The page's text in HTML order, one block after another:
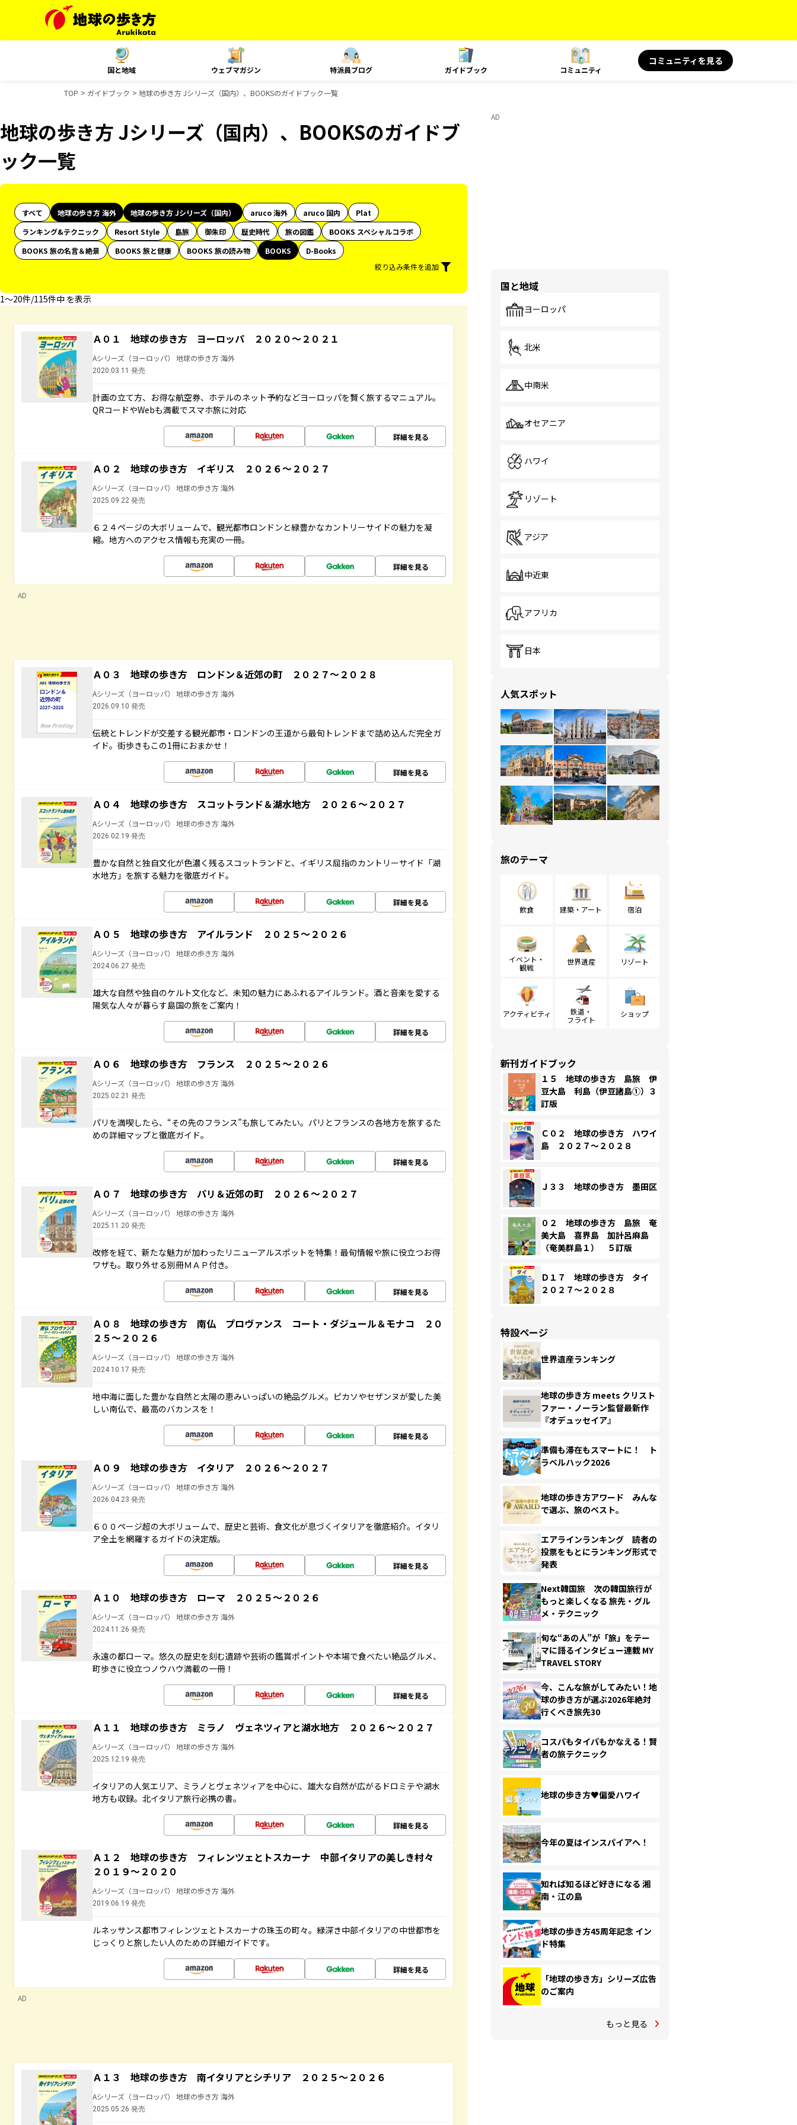
国と地域 ウェブマガジン 特派員ブログ ガイドブック コミュニティ
コミュニティを見る
TOP ガイドブック 地球の歩き方 Jシリーズ（国内）、BOOKSのガイドブック一覧
地球の歩き方 Jシリーズ（国内）、BOOKSのガイドブ
ック一覧
すべて 地球の歩き方 海外 地球の歩き方 Jシリーズ（国内） aruco 海外 aruco 国内
Plat
ランキング&テクニック
Resort Style 島旅 御朱印 歴史時代 旅の図鑑
BOOKS スペシャルコラボ
BOOKS 旅の名言＆絶景
BOOKS 旅と健康 BOOKS 旅の読み物 BOOKS
D-Books
絞り込み条件を追加
1〜20件/115件中 を表示
Ａ０１ 地球の歩き方 ヨーロッパ ２０２０～２０２１
Aシリーズ（ヨーロッパ） 地球の歩き方 海外
2020.03.11 発売
計画の立て方、お得な航空券、ホテルのネット予約などヨーロッパを賢く旅するマニュアル。
QRコードやWebも満載でスマホ旅に対応
詳細を見る
Ａ０２ 地球の歩き方 イギリス ２０２６～２０２７
Aシリーズ（ヨーロッパ） 地球の歩き方 海外
2025.09.22 発売
６２４ページの大ボリュームで、観光都市ロンドンと緑豊かなカントリーサイドの魅力を凝
縮。地方へのアクセス情報も充実の一冊。
詳細を見る
AD
Ａ０３ 地球の歩き方 ロンドン＆近郊の町 ２０２７～２０２８
Aシリーズ（ヨーロッパ） 地球の歩き方 海外
2026.09.10 発売
伝統とトレンドが交差する観光都市・ロンドンの王道から最旬トレンドまで詰め込んだ完全ガ
イド。街歩きもこの1冊におまかせ！
詳細を見る
Ａ０４ 地球の歩き方 スコットランド＆湖水地方 ２０２６～２０２７
Aシリーズ（ヨーロッパ） 地球の歩き方 海外
2026.02.19 発売
豊かな自然と独自文化が色濃く残るスコットランドと、イギリス屈指のカントリーサイド「湖
水地方」を旅する魅力を徹底ガイド。
詳細を見る
Ａ０５ 地球の歩き方 アイルランド ２０２５～２０２６
Aシリーズ（ヨーロッパ） 地球の歩き方 海外
2024.06.27 発売
雄大な自然や独自のケルト文化など、未知の魅力にあふれるアイルランド。酒と音楽を愛する
陽気な人々が暮らす島国の旅をご案内！
詳細を見る
Ａ０６ 地球の歩き方 フランス ２０２５～２０２６
Aシリーズ（ヨーロッパ） 地球の歩き方 海外
2025.02.21 発売
パリを満喫したら、“その先のフランス”も旅してみたい。パリとフランスの各地方を旅するた
めの詳細マップと徹底ガイド。
詳細を見る
Ａ０７ 地球の歩き方 パリ＆近郊の町 ２０２６～２０２７
Aシリーズ（ヨーロッパ） 地球の歩き方 海外
2025.11.20 発売
改修を経て、新たな魅力が加わったリニューアルスポットを特集！最旬情報や旅に役立つお得
ワザも。取り外せる別冊ＭＡＰ付き。
詳細を見る
Ａ０８ 地球の歩き方 南仏 プロヴァンス コート・ダジュール＆モナコ ２０
２５～２０２６
Aシリーズ（ヨーロッパ） 地球の歩き方 海外
2024.10.17 発売
地中海に面した豊かな自然と太陽の恵みいっぱいの絶品グルメ。ピカソやセザンヌが愛した美
しい南仏で、最高のバカンスを！
詳細を見る
Ａ０９ 地球の歩き方 イタリア ２０２６～２０２７
Aシリーズ（ヨーロッパ） 地球の歩き方 海外
2026.04.23 発売
６００ページ超の大ボリュームで、歴史と芸術、食文化が息づくイタリアを徹底紹介。イタリ
ア全土を網羅するガイドの決定版。
詳細を見る
Ａ１０ 地球の歩き方 ローマ ２０２５～２０２６
Aシリーズ（ヨーロッパ） 地球の歩き方 海外
2024.11.26 発売
永遠の都ローマ。悠久の歴史を刻む遺跡や芸術の鑑賞ポイントや本場で食べたい絶品グルメ、
町歩きに役立つノウハウ満載の一冊！
詳細を見る
Ａ１１ 地球の歩き方 ミラノ ヴェネツィアと湖水地方 ２０２６～２０２７
Aシリーズ（ヨーロッパ） 地球の歩き方 海外
2025.12.19 発売
イタリアの人気エリア、ミラノとヴェネツィアを中心に、雄大な自然が広がるドロミテや湖水
地方も収録。北イタリア旅行必携の書。
詳細を見る
Ａ１２ 地球の歩き方 フィレンツェとトスカーナ 中部イタリアの美しき村々
２０１９～２０２０
Aシリーズ（ヨーロッパ） 地球の歩き方 海外
2019.06.19 発売
ルネッサンス都市フィレンツェとトスカーナの珠玉の町々。緑深き中部イタリアの中世都市を
じっくりと旅したい人のための詳細ガイドです。
詳細を見る
AD
Ａ１３ 地球の歩き方 南イタリアとシチリア ２０２５～２０２６
Aシリーズ（ヨーロッパ） 地球の歩き方 海外
2025.05.26 発売
AD
国と地域
ヨーロッパ
北米
中南米
オセアニア
ハワイ
リゾート
アジア
中近東
アフリカ
日本
人気スポット
旅のテーマ
飲食 建築・アート 宿泊
イベント・
観戦
世界遺産 リゾート
アクティビティ
鉄道・
フライト
ショップ
新刊ガイドブック
１５ 地球の歩き方 島旅 伊
豆大島 利島（伊豆諸島①）３
訂版
Ｃ０２ 地球の歩き方 ハワイ
島 ２０２７～２０２８
Ｊ３３ 地球の歩き方 墨田区
０２ 地球の歩き方 島旅 奄
美大島 喜界島 加計呂麻島
（奄美群島１） ５訂版
Ｄ１７ 地球の歩き方 タイ
２０２７～２０２８
特設ページ
世界遺産ランキング
地球の歩き方 meets クリスト
ファー・ノーラン監督最新作
『オデュッセイア』
準備も滞在もスマートに！ ト
ラベルハック2026
地球の歩き方アワード みんな
で選ぶ、旅のベスト。
エアラインランキング 読者の
投票をもとにランキング形式で
発表
Next韓国旅 次の韓国旅行が
もっと楽しくなる 旅先・グル
メ・テクニック
旬な“あの人”が「旅」をテー
マに語るインタビュー連載 MY
TRAVEL STORY
今、こんな旅がしてみたい！地
球の歩き方が選ぶ2026年絶対
行くべき旅先30
コスパもタイパもかなえる！賢
者の旅テクニック
地球の歩き方♥偏愛ハワイ
今年の夏はインスパイアへ！
知れば知るほど好きになる 湘
南・江の島
地球の歩き方45周年記念 イン
ド特集
「地球の歩き方」シリーズ広告
のご案内
もっと見る